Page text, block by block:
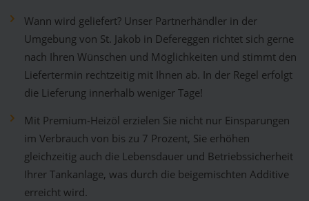
Wann wird geliefert? Unser Partnerhändler in der
Umgebung von St. Jakob in Defereggen richtet sich gerne
nach Ihren Wünschen und Möglichkeiten und stimmt den
Liefertermin rechtzeitig mit Ihnen ab. In der Regel erfolgt
die Lieferung innerhalb weniger Tage!
Mit Premium-Heizöl erzielen Sie nicht nur Einsparungen
im Verbrauch von bis zu 7 Prozent, Sie erhöhen
gleichzeitig auch die Lebensdauer und Betriebssicherheit
Ihrer Tankanlage, was durch die beigemischten Additive
erreicht wird.